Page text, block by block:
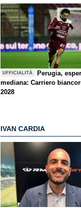
UFFICIALITÀ
Perugia,
mediana: Carriero
2028
IVAN CARDIA